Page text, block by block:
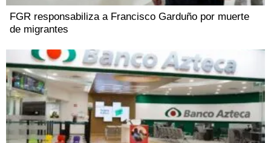
FGR responsabiliza a Francisco Garduño por muerte
de migrantes